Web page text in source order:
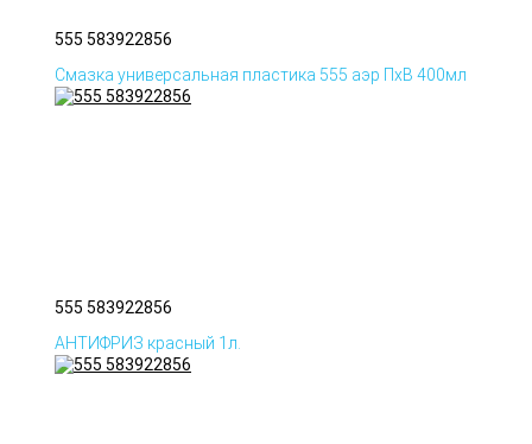
555 583922856
Смазка универсальная пластика 555 аэр ПхВ 400мл
555 583922856
АНТИФРИЗ красный 1л.